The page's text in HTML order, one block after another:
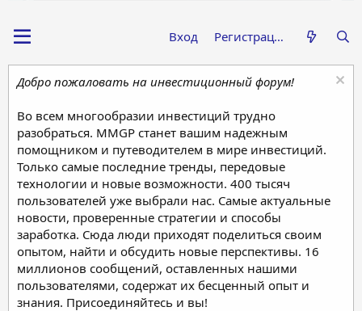
Вход Регистрация
Добро пожаловать на инвестиционный форум!
Во всем многообразии инвестиций трудно
разобраться. MMGP станет вашим надежным
помощником и путеводителем в мире инвестиций.
Только самые последние тренды, передовые
технологии и новые возможности. 400 тысяч
пользователей уже выбрали нас. Самые актуальные
новости, проверенные стратегии и способы
заработка. Сюда люди приходят поделиться своим
опытом, найти и обсудить новые перспективы. 16
миллионов сообщений, оставленных нашими
пользователями, содержат их бесценный опыт и
знания. Присоединяйтесь и вы!